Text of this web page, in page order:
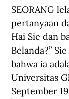
SEORANG
pertanyaan
Hai Sie dan
Belanda?”
bahwa ia
Universitas
September